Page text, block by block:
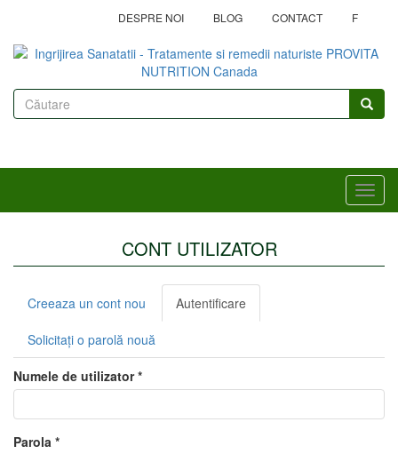
conţinutul
principal
DESPRE NOI BLOG CONTACT F
Formular
căutare
CONT UTILIZATOR
Taburi
primare
Creeaza un cont nou Autentificare
activ)
Solicitaţi o parolă nouă
Numele de utilizator*
Parola *